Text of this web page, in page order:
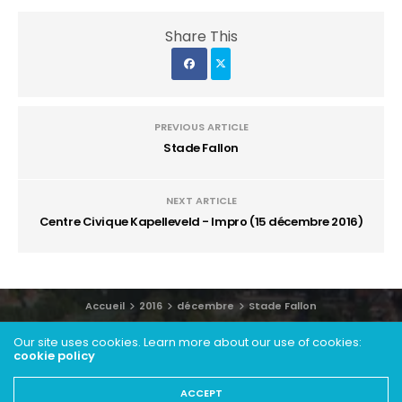
Share This
PREVIOUS ARTICLE
Stade Fallon
NEXT ARTICLE
Centre Civique Kapelleveld - Impro (15 décembre 2016)
Accueil 2016 décembre Stade Fallon
Our site uses cookies. Learn more about our use of cookies:
cookie policy
ACCEPT